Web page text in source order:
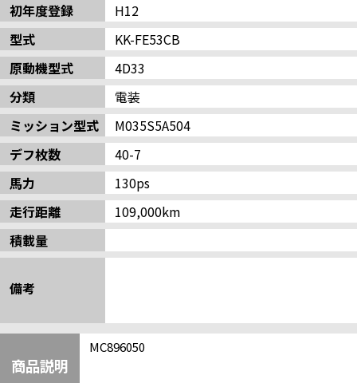
初年度登録
H12
型式
KK-FE53CB
原動機型式
4D33
分類
電装
ミッション型式
M035S5A504
デフ枚数
40-7
馬力
130ps
走行距離
109,000km
積載量
備考
商品説明
MC896050